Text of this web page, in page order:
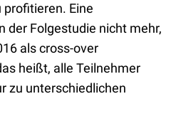
profitieren. Eine
der Folgestudie nicht mehr,
als cross-over
heißt, alle Teilnehmer
zu unterschiedlichen